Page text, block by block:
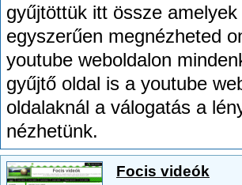
gyűjtöttük itt össze
egyszerűen megnézheted
youtube weboldalon
gyűjtő oldal is a youtube
oldalaknál a válogatás a
nézhetünk.
Focis videók